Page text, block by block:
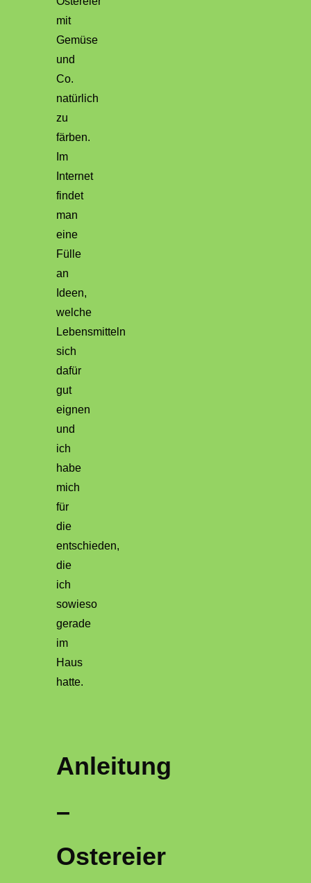
mit
Gemüse
und
Co.
natürlich
zu
färben.
Im
Internet
findet
man
eine
Fülle
an
Ideen,
welche
Lebensmitteln
sich
dafür
gut
eignen
und
ich
habe
mich
für
die
entschieden,
die
ich
sowieso
gerade
im
Haus
hatte.
Anleitung
–
Ostereier